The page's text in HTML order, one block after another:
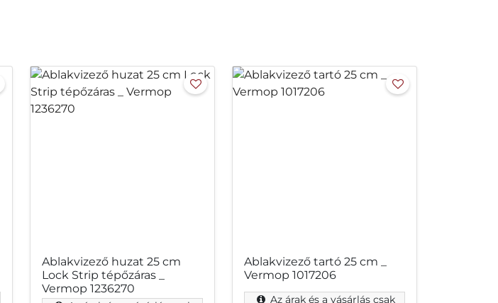
Ablakvizező huzat 25 cm
Lock Strip tépőzáras _
Vermop 1236270
Ablakvizező tartó 25 cm _
Vermop 1017206
Az árak és a vásárlás csak